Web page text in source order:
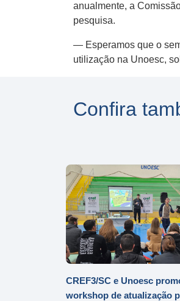
anualmente, a
pesquisa.
— Esperamos que o
utilização na Unoesc,
Confira
CREF3/SC e Unoesc
workshop de atualização